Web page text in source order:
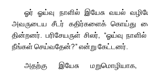
ஓர் ஓய்வு நாளில் இயேசு வயல்
அவருடைய சீடர் கதிர்களைக் கொய்து
தின்றனர். பரிசேயருள் சிலர், “ஓய்வு
நீங்கள் செய்வதேன்?” என்று கேட்டனர்.
அதற்கு இயேசு மறுமொழியாக,